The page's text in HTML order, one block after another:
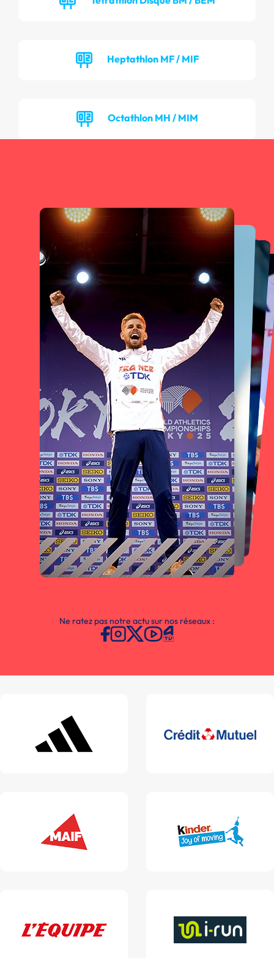
Heptathlon MF / MIF
Octathlon MH / MIM
Ne ratez pas notre actu sur nos réseaux :